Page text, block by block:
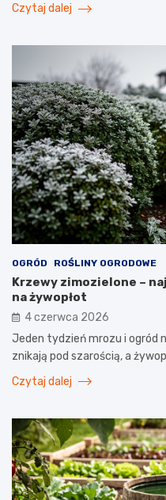
Czytaj dalej
OGRÓD ROŚLINY OGRODOWE
Krzewy zimozielone –
na żywopłot
4 czerwca 2026
Jeden tydzień mrozu i ogród
znikają pod szarością, a
Czytaj dalej